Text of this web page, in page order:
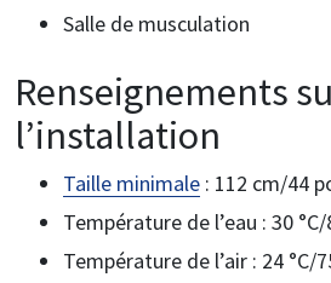
Salle de musculation
Renseignements
l’installation
Taille minimale : 112 cm/44
Température de l’eau : 30 °C/
Température de l’air : 24 °C/